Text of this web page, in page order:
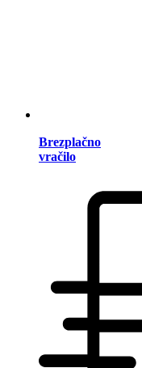
Brezplačno
vračilo